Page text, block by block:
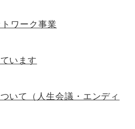
ワーク事業
います
いて（人生会議・エンディ